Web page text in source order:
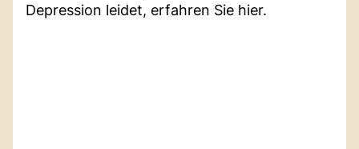
Depression leidet, erfahren Sie hier.